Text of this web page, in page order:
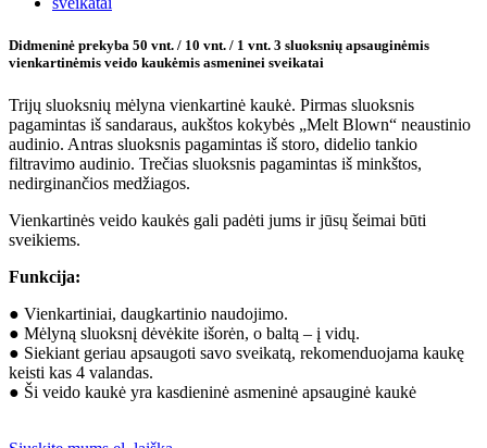
Didmeninė prekyba 50 vnt. / 10 vnt. / 1 ​​vnt. 3 sluoksnių apsauginėmis
vienkartinėmis veido kaukėmis asmeninei sveikatai
Trijų sluoksnių mėlyna vienkartinė kaukė. Pirmas sluoksnis
pagamintas iš sandaraus, aukštos kokybės „Melt Blown“ neaustinio
audinio. Antras sluoksnis pagamintas iš storo, didelio tankio
filtravimo audinio. Trečias sluoksnis pagamintas iš minkštos,
nedirginančios medžiagos.
Vienkartinės veido kaukės gali padėti jums ir jūsų šeimai būti
sveikiems.
Funkcija:
● Vienkartiniai, daugkartinio naudojimo.
● Mėlyną sluoksnį dėvėkite išorėn, o baltą – į vidų.
● Siekiant geriau apsaugoti savo sveikatą, rekomenduojama kaukę
keisti kas 4 valandas.
● Ši veido kaukė yra kasdieninė asmeninė apsauginė kaukė